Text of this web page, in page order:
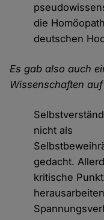
die
deutschen
Es gab also auch
Wissenschaften
nicht als
gedacht.
kritische